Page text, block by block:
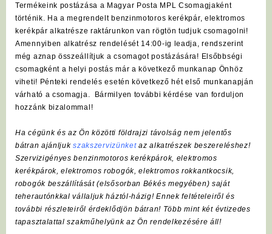
Termékeink postázása a Magyar Posta MPL Csomagjaként
történik. Ha a megrendelt benzinmotoros kerékpár, elektromos
kerékpár alkatrésze raktárunkon van rögtön tudjuk csomagolni!
Amennyiben alkatrész rendelését 14:00-ig leadja, rendszerint
még aznap összeállítjuk a csomagot postázására! Elsőbbségi
csomagként a helyi postás már a következő munkanap Önhöz
viheti! Pénteki rendelés esetén következő hét első munkanapján
várható a csomagja. Bármilyen további kérdése van forduljon
hozzánk bizalommal!
Ha cégünk és az Ön közötti földrajzi távolság nem jelentős
bátran ajánljukszakszervizünket az alkatrészek beszereléshez!
Szervizigényes benzinmotoros kerékpárok, elektromos
kerékpárok, elektromos robogók, elektromos rokkantkocsik,
robogók beszállítását (elsősorban Békés megyében) saját
teherautónkkal vállaljuk háztól-házig! Ennek feltételeiről és
további részleteiről érdeklődjön bátran! Több mint két évtizedes
tapasztalattal szakműhelyünk az Ön rendelkezésére áll!